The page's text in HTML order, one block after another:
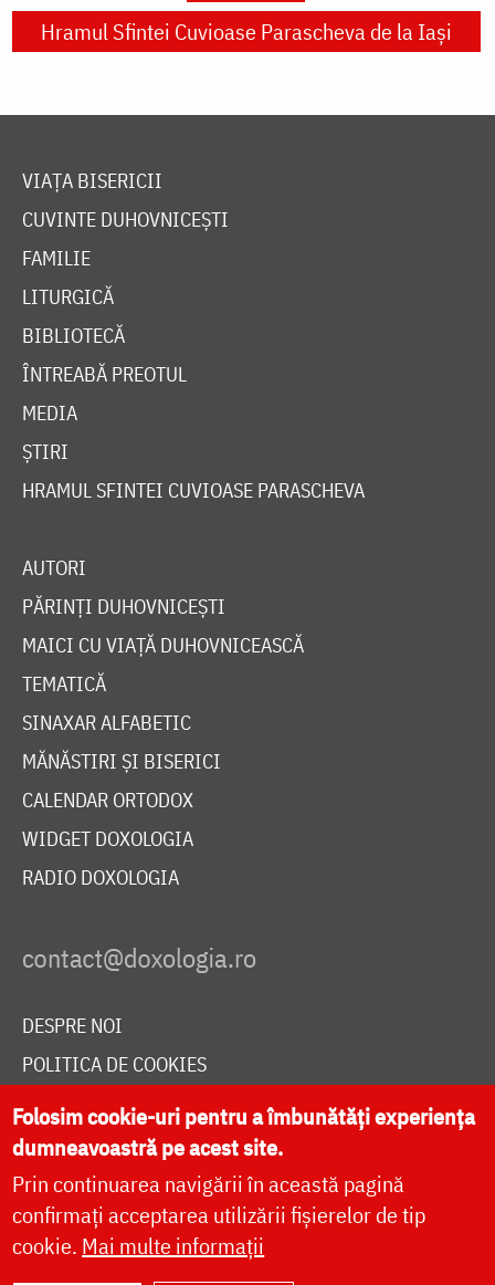
Hramul Sfintei Cuvioase Parascheva de la Iași
VIAȚA BISERICII
CUVINTE DUHOVNICEȘTI
FAMILIE
LITURGICĂ
BIBLIOTECĂ
ÎNTREABĂ PREOTUL
MEDIA
ȘTIRI
HRAMUL SFINTEI CUVIOASE PARASCHEVA
AUTORI
PĂRINȚI DUHOVNICEȘTI
MAICI CU VIAȚĂ DUHOVNICEASCĂ
TEMATICĂ
SINAXAR ALFABETIC
MĂNĂSTIRI ȘI BISERICI
CALENDAR ORTODOX
WIDGET DOXOLOGIA
RADIO DOXOLOGIA
DESPRE NOI
POLITICA DE COOKIES
DONEAZĂ ONLINE PENTRU CATEDRALA NAȚIONALĂ
LIVE
Folosim cookie-uri pentru a îmbunătăți experiența
dumneavoastră pe acest site.
Prin continuarea navigării în această pagină
confirmați acceptarea utilizării fișierelor de tip
cookie. Mai multe informații